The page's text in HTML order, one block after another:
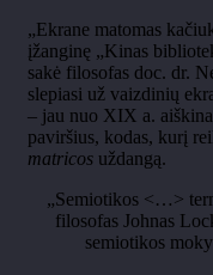
„Ekrane matomas
įžanginę „Kinas
sakė filosofas doc. dr.
slepiasi už vaizdinių
– jau nuo XIX a.
paviršius, kodas, kurį
matricos uždangą.
„Semiotikos <…>
filosofas Johnas
semiotikos